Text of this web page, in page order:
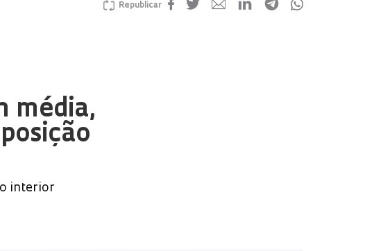
Republicar
média,
interior